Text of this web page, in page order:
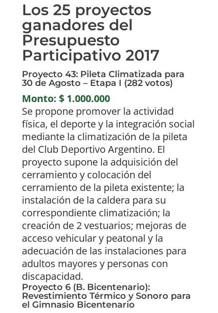
Los 25 proyectos
ganadores del
Presupuesto
Participativo 2017
Proyecto 43: Pileta Climatizada para
30 de Agosto – Etapa I (282 votos)
Monto: $ 1.000.000
Se propone promover la actividad
física, el deporte y la integración social
mediante la climatización de la pileta
del Club Deportivo Argentino. El
proyecto supone la adquisición del
cerramiento y colocación del
cerramiento de la pileta existente; la
instalación de la caldera para su
correspondiente climatización; la
creación de 2 vestuarios; mejoras de
acceso vehicular y peatonal y la
adecuación de las instalaciones para
adultos mayores y personas con
discapacidad.
Proyecto 6 (B. Bicentenario):
Revestimiento Térmico y Sonoro para
el Gimnasio Bicentenario